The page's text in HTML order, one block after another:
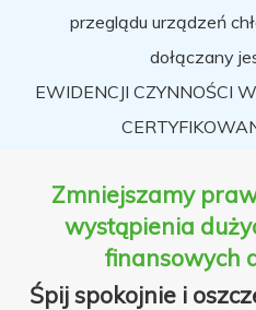
przegląduurządzeń
dołączany
EWIDENCJI CZYNNOŚCI
Zmniejszamy
wystąpienia
finansowych
Śpij spokojnie i